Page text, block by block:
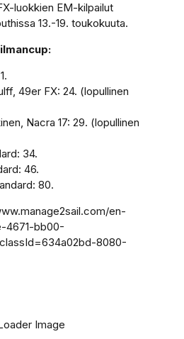
luokkien EM-kilpailut
13.-19. toukokuuta.
49er FX: 24. (lopullinen
Nacra 17: 29. (lopullinen
34.
46.
80.
en-
4671-bb00-
8080-